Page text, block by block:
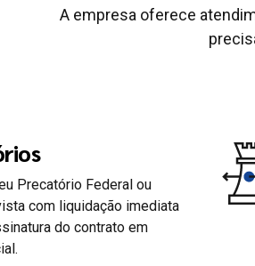
A empresa oferece
Precatório Federal ou
com liquidação imediata
do contrato em